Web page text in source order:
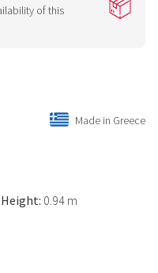
of this
Made in Greece
Height: 0.94 m